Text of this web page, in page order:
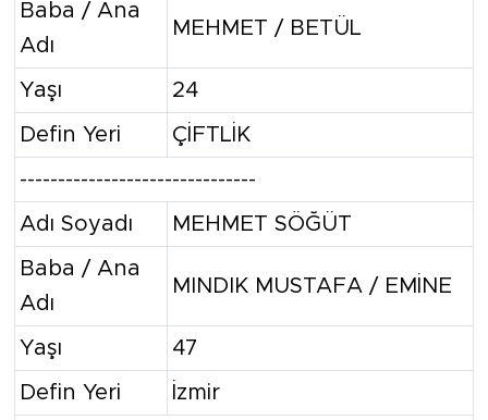
Baba / Ana
Adı
MEHMET / BETÜL
Yaşı 24
Defin Yeri ÇİFTLİK
-------------------------------
Adı Soyadı MEHMET SÖĞÜT
Baba / Ana
Adı
MINDIK MUSTAFA / EMİNE
Yaşı 47
Defin Yeri İzmir